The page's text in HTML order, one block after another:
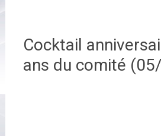
Cocktail
ans du comité